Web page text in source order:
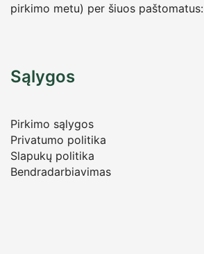
pirkimo metu) per šiuos paštomatus:
Sąlygos
Pirkimo sąlygos
Privatumo politika
Slapukų politika
Bendradarbiavimas